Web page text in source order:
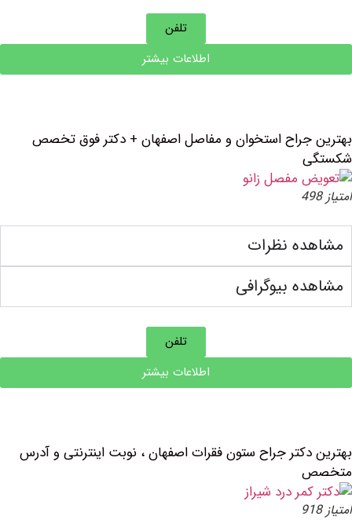
اطلاعات بیشتر
جراح استخوان و مفاصل اصفهان + دکتر فوق تخصص
نظرات
بیوگرافی
اطلاعات بیشتر
جراح ستون فقرات اصفهان ، نوبت اینترنتی و آدرس